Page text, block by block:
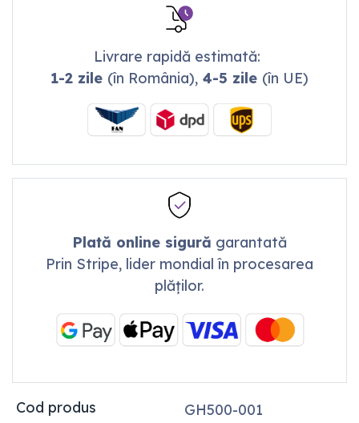
Livrare rapidă estimată:
1-2 zile (în România),4-5 zile (în UE)
Plată online sigură garantată
Prin Stripe, lider mondial în procesarea
plăților.
Cod produs GH500-001